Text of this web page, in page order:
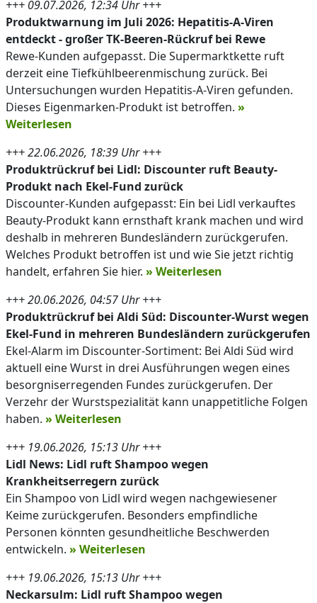
+++ 09.07.2026, 12:34 Uhr +++
Produktwarnung im Juli 2026: Hepatitis-A-Viren
entdeckt - großer TK-Beeren-Rückruf bei Rewe
Rewe-Kunden aufgepasst. Die Supermarktkette ruft
derzeit eine Tiefkühlbeerenmischung zurück. Bei
Untersuchungen wurden Hepatitis-A-Viren gefunden.
Dieses Eigenmarken-Produkt ist betroffen. »
Weiterlesen
+++ 22.06.2026, 18:39 Uhr +++
Produktrückruf bei Lidl: Discounter ruft Beauty-
Produkt nach Ekel-Fund zurück
Discounter-Kunden aufgepasst: Ein bei Lidl verkauftes
Beauty-Produkt kann ernsthaft krank machen und wird
deshalb in mehreren Bundesländern zurückgerufen.
Welches Produkt betroffen ist und wie Sie jetzt richtig
handelt, erfahren Sie hier. » Weiterlesen
+++ 20.06.2026, 04:57 Uhr +++
Produktrückruf bei Aldi Süd: Discounter-Wurst wegen
Ekel-Fund in mehreren Bundesländern zurückgerufen
Ekel-Alarm im Discounter-Sortiment: Bei Aldi Süd wird
aktuell eine Wurst in drei Ausführungen wegen eines
besorgniserregenden Fundes zurückgerufen. Der
Verzehr der Wurstspezialität kann unappetitliche Folgen
haben. » Weiterlesen
+++ 19.06.2026, 15:13 Uhr +++
Lidl News: Lidl ruft Shampoo wegen
Krankheitserregern zurück
Ein Shampoo von Lidl wird wegen nachgewiesener
Keime zurückgerufen. Besonders empfindliche
Personen könnten gesundheitliche Beschwerden
entwickeln. » Weiterlesen
+++ 19.06.2026, 15:13 Uhr +++
Neckarsulm: Lidl ruft Shampoo wegen